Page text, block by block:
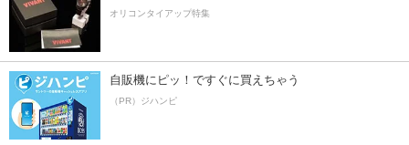
オリコンタイアップ特集
自販機にピッ！ですぐに買えちゃう
（PR）ジハンピ